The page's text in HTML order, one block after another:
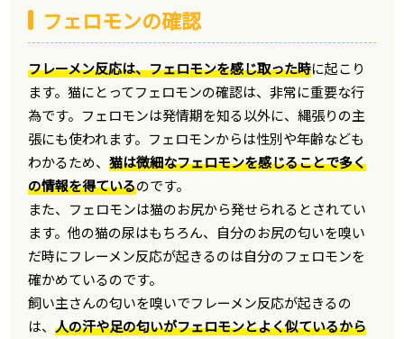
フェロモンの確認
フレーメン反応は、フェロモンを感じ取った時に起こり
ます。猫にとってフェロモンの確認は、非常に重要な行
為です。フェロモンは発情期を知る以外に、縄張りの主
張にも使われます。フェロモンからは性別や年齢なども
わかるため、猫は微細なフェロモンを感じることで多く
の情報を得ているのです。
また、フェロモンは猫のお尻から発せられるとされてい
ます。他の猫の尿はもちろん、自分のお尻の匂いを嗅い
だ時にフレーメン反応が起きるのは自分のフェロモンを
確かめているのです。
飼い主さんの匂いを嗅いでフレーメン反応が起きるの
は、人の汗や足の匂いがフェロモンとよく似ているから